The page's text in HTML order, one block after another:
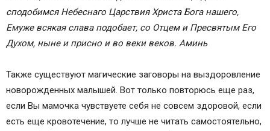
сподобимся Небеснаго Царствия Христа Бога нашего,
Емуже всякая слава подобает, со Отцем и Пресвятым Его
Духом, ныне и присно и во веки веков. Аминь
Также существуют магические заговоры на выздоровление
новорожденных малышей. Вот только повторюсь еще раз,
если Вы мамочка чувствуете себя не совсем здоровой, если
есть еще кровотечение, то лучше не читать самостоятельно,